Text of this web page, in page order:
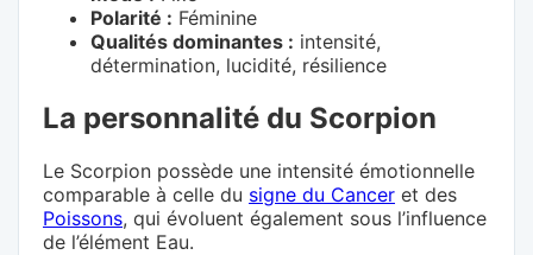
Polarité : Féminine
Qualités dominantes : intensité,
détermination, lucidité, résilience
La personnalité du Scorpion
Le Scorpion possède une intensité émotionnelle
comparable à celle du signe du Cancer et des
Poissons, qui évoluent également sous l’influence
de l’élément Eau.